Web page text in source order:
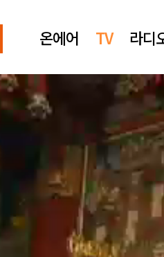
온에어 TV 라디